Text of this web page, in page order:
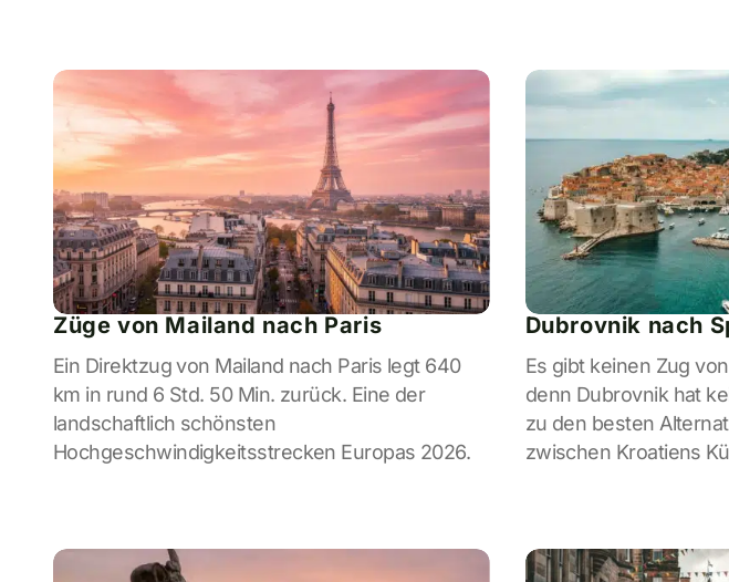
Züge von Mailand nach Paris
Ein Direktzug von Mailand nach Paris legt 640
km in rund 6 Std. 50 Min. zurück. Eine der
landschaftlich schönsten
Hochgeschwindigkeitsstrecken Europas 2026.
Dubrovnik nach
Es gibt keinen Zug
denn Dubrovnik hat
zu den besten
zwischen Kroatiens